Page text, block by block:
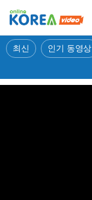
최신 인기 동영상